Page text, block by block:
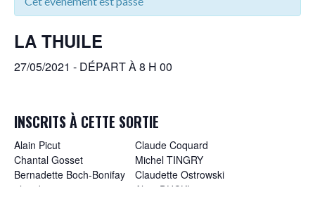
LA THUILE
27/05/2021 - DÉPART À 8 H 00
INSCRITS À CETTE SORTIE
Alain Picut
Chantal Gosset
Bernadette Boch-Bonifay
alex doisneau
Claude Coquard
Michel TINGRY
Claudette Ostrowski
Alain DUCKI